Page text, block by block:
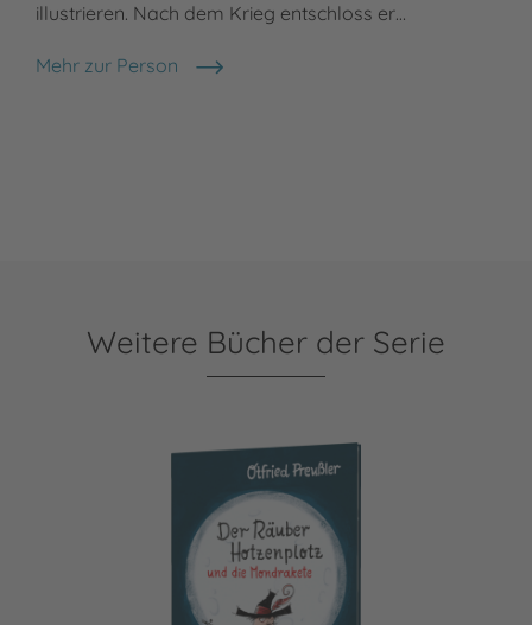
illustrieren. Nach dem Krieg entschloss er…
Mehr zur Person
F. J. Tripp
Weitere Bücher der Serie